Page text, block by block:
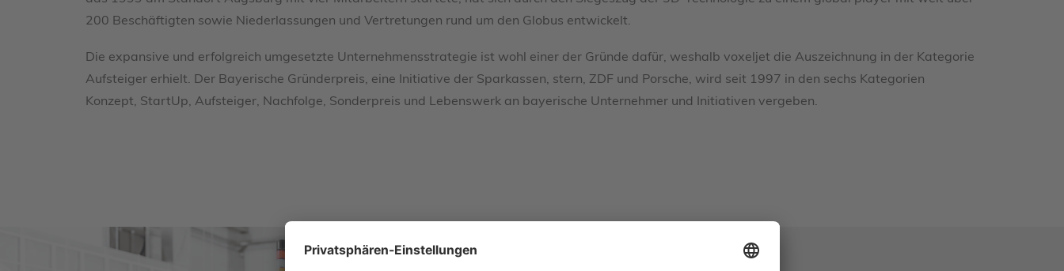
200 Beschäftigten sowie Niederlassungen und Vertretungen rund um den Globus entwickelt.
Die expansive und erfolgreich umgesetzte Unternehmensstrategie ist wohl einer der Gründe dafür, weshalb voxeljet die Auszeichnung in der Kategorie
Aufsteiger erhielt. Der Bayerische Gründerpreis, eine Initiative der Sparkassen, stern, ZDF und Porsche, wird seit 1997 in den sechs Kategorien
Konzept, StartUp, Aufsteiger, Nachfolge, Sonderpreis und Lebenswerk an bayerische Unternehmer und Initiativen vergeben.